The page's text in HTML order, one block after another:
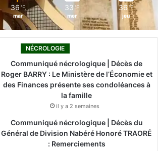
36 ℃
mar
33 ℃
mer
36 ℃
jeu
NÉCROLOGIE
Communiqué nécrologique | Décès de
Roger BARRY : Le Ministère de l’Économie et
des Finances présente ses condoléances à
la famille
il y a 2 semaines
Communiqué nécrologique | Décès du
Général de Division Nabéré Honoré TRAORÉ
: Remerciements